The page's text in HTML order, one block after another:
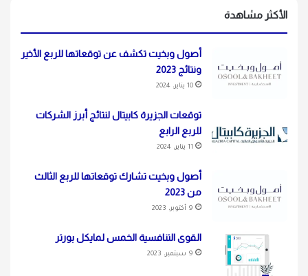
الأكثر مشاهدة
أصول وبخيت تكشف عن توقعاتها للربع الأخير
ونتائج 2023
10 يناير، 2024
توقعات الجزيرة كابيتال لنتائج أبرز الشركات
للربع الرابع
11 يناير، 2024
أصول وبخيت تشارك توقعاتها للربع الثالث
من 2023
9 أكتوبر، 2023
القوى التنافسية الخمس لمايكل بورتر
9 سبتمبر، 2023